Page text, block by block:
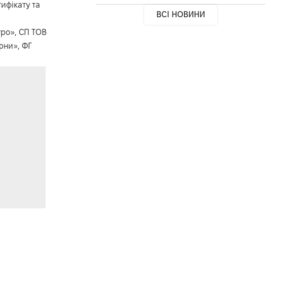
та
СП ТОВ
ФГ
ВСІ НОВИНИ